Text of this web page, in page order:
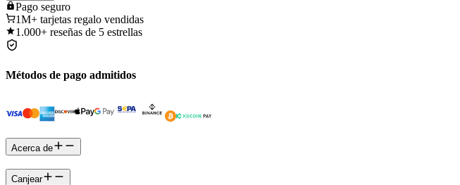
Pago seguro
1M+ tarjetas regalo vendidas
1.000+ reseñas de 5 estrellas
Métodos de pago admitidos
Acerca de
Canjear